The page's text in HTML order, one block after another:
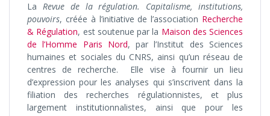
La Revue de la régulation. Capitalisme, institutions,
pouvoirs, créée à l’initiative de l’association Recherche
& Régulation, est soutenue par la Maison des Sciences
de l’Homme Paris Nord, par l’Institut des Sciences
humaines et sociales du CNRS, ainsi qu’un réseau de
centres de recherche. Elle vise à fournir un lieu
d’expression pour les analyses qui s’inscrivent dans la
filiation des recherches régulationnistes, et plus
largement institutionnalistes, ainsi que pour les